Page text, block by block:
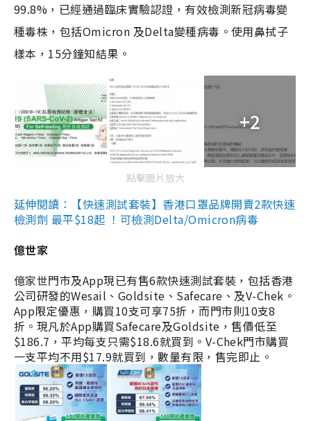
99.8%，已經通過臨床實驗認證，有效檢測新冠病毒變
種毒株，包括Omicron 及Delta變種病毒。使用鼻拭子
樣本，15分鐘知結果。
+2
點擊圖片放大
延伸閱讀：【快速測試套裝】香港口罩品牌開賣2款快速
檢測劑 最平$18起 ！可檢測Delta/Omicron病毒
億世家
億家世門市及App現已有售6款快速測試套裝，包括香港
公司研發的Wesail、Goldsite、Safecare、及V-Chek。
App限定優惠，購買10支可享75折，而門市則10支8
折。現凡於App購買Safecare及Goldsite，售價低至
$186.7，平均每支只需$18.6就買到。V-Chek門市購買
一支平均不用$17.9就買到，數量有限，售完即止。